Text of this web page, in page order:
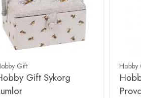
Gift
Gift Sykorg
Hobby